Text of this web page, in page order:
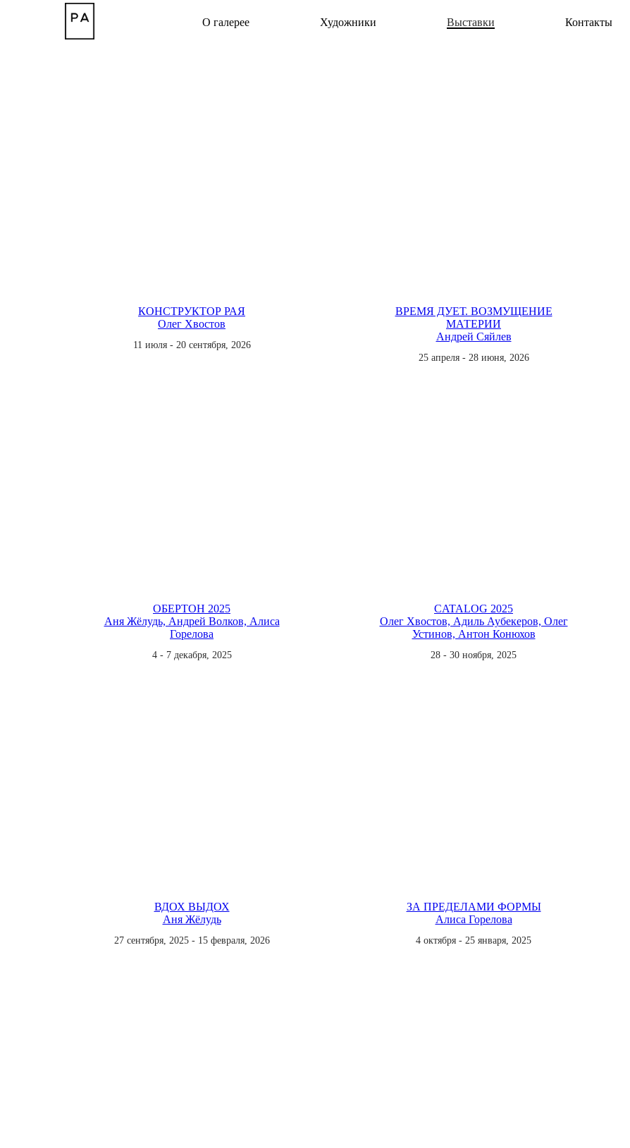
О галерее Художники Выставки Контакты
КОНСТРУКТОР РАЯ
Олег Хвостов
11 июля - 20 сентября, 2026
ВРЕМЯ ДУЕТ. ВОЗМУЩЕНИЕ
МАТЕРИИ
Андрей Сяйлев
25 апреля - 28 июня, 2026
ОБЕРТОН 2025
Аня Жёлудь, Андрей Волков, Алиса
Горелова
4 - 7 декабря, 2025
CATALOG 2025
Олег Хвостов, Адиль Аубекеров, Олег
Устинов, Антон Конюхов
28 - 30 ноября, 2025
ВДОХ ВЫДОХ
Аня Жёлудь
27 сентября, 2025 - 15 февраля, 2026
ЗА ПРЕДЕЛАМИ ФОРМЫ
Алиса Горелова
4 октября - 25 января, 2025